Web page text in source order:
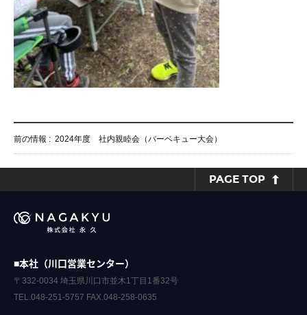
前の情報 : 2024年度 社内親睦会（バーベキュー大会）
PAGE TOP
■本社（川口営業センター）
〒332-0034 埼玉県川口市並木1丁目1番32号
TEL.048-251-5757 FAX.048-258-0635